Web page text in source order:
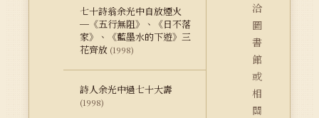
七十詩翁余光中自放煙火
─《五行無阻》、《日不落
家》、《藍墨水的下遊》三
花齊放 (1998)
詩人余光中過七十大壽
(1998)
洽
圖
書
館
或
相
關